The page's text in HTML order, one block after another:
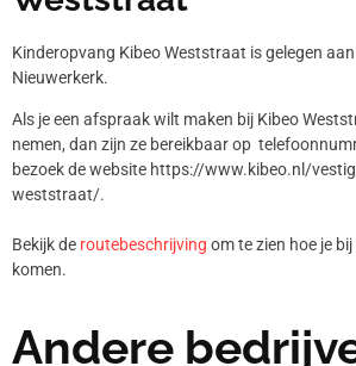
Kinderopvang Kibeo Weststraat is gelegen
Nieuwerkerk.
Als je een afspraak wilt maken bij Kibeo
nemen, dan zijn ze bereikbaar op
bezoek de website https://www.kibeo.nl/
weststraat/.
Bekijk de routebeschrijving om te zien hoe je
komen.
Andere